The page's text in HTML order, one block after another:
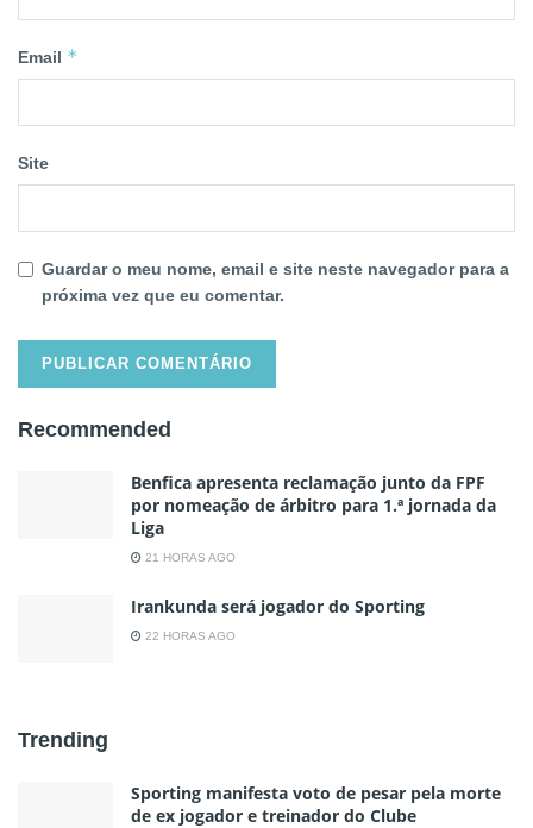
Email *
Site
Guardar o meu nome, email e site neste navegador para a
próxima vez que eu comentar.
Recommended
Benfica apresenta reclamação junto da FPF
por nomeação de árbitro para 1.ª jornada da
Liga
21 HORAS AGO
Irankunda será jogador do Sporting
22 HORAS AGO
Trending
Sporting manifesta voto de pesar pela morte
de ex jogador e treinador do Clube